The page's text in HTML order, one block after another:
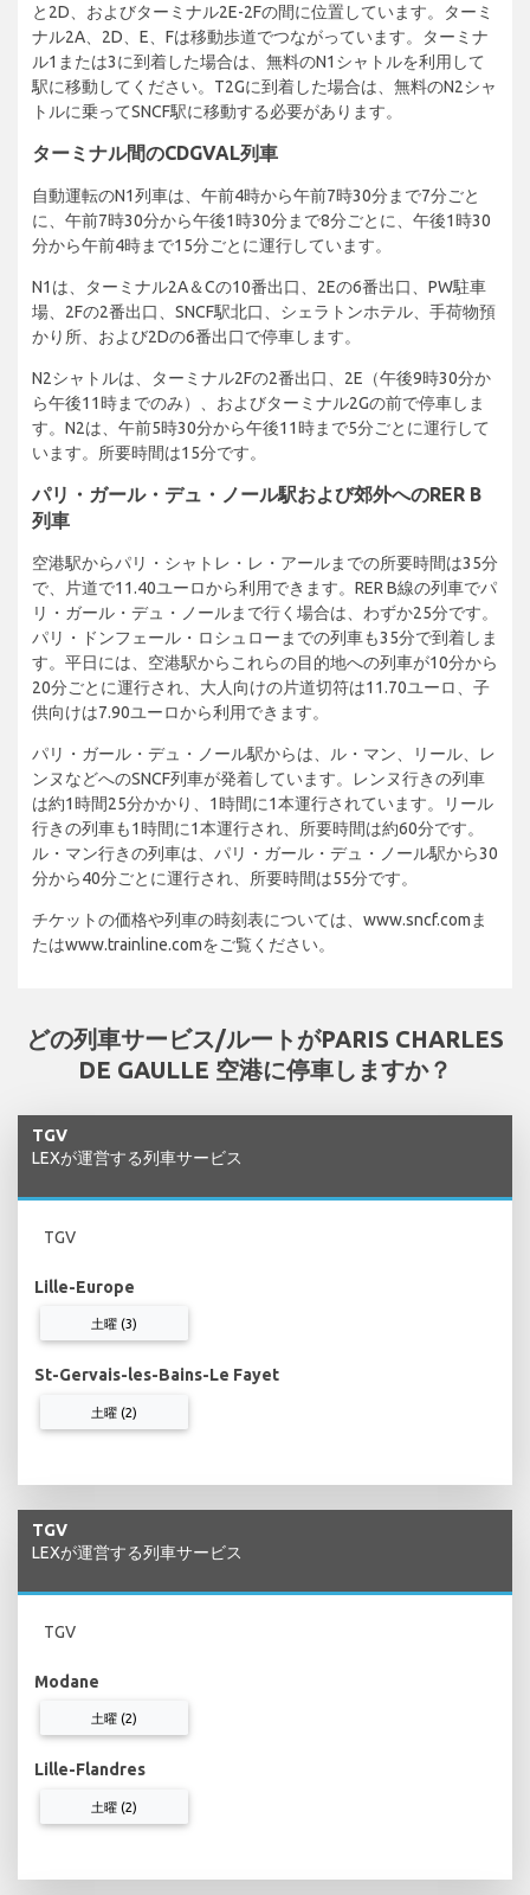
と2D、およびターミナル2E-2Fの間に位置しています。ターミ
ナル2A、2D、E、Fは移動歩道でつながっています。ターミナ
ル1または3に到着した場合は、無料のN1シャトルを利用して
駅に移動してください。T2Gに到着した場合は、無料のN2シャ
トルに乗ってSNCF駅に移動する必要があります。
ターミナル間のCDGVAL列車
自動運転のN1列車は、午前4時から午前7時30分まで7分ごと
に、午前7時30分から午後1時30分まで8分ごとに、午後1時30
分から午前4時まで15分ごとに運行しています。
N1は、ターミナル2A＆Cの10番出口、2Eの6番出口、PW駐車
場、2Fの2番出口、SNCF駅北口、シェラトンホテル、手荷物預
かり所、および2Dの6番出口で停車します。
N2シャトルは、ターミナル2Fの2番出口、2E（午後9時30分か
ら午後11時までのみ）、およびターミナル2Gの前で停車しま
す。N2は、午前5時30分から午後11時まで5分ごとに運行して
います。所要時間は15分です。
パリ・ガール・デュ・ノール駅および郊外へのRER B
列車
空港駅からパリ・シャトレ・レ・アールまでの所要時間は35分
で、片道で11.40ユーロから利用できます。RER B線の列車でパ
リ・ガール・デュ・ノールまで行く場合は、わずか25分です。
パリ・ドンフェール・ロシュローまでの列車も35分で到着しま
す。平日には、空港駅からこれらの目的地への列車が10分から
20分ごとに運行され、大人向けの片道切符は11.70ユーロ、子
供向けは7.90ユーロから利用できます。
パリ・ガール・デュ・ノール駅からは、ル・マン、リール、レ
ンヌなどへのSNCF列車が発着しています。レンヌ行きの列車
は約1時間25分かかり、1時間に1本運行されています。リール
行きの列車も1時間に1本運行され、所要時間は約60分です。
ル・マン行きの列車は、パリ・ガール・デュ・ノール駅から30
分から40分ごとに運行され、所要時間は55分です。
チケットの価格や列車の時刻表については、www.sncf.comま
たはwww.trainline.comをご覧ください。
どの列車サービス/ルートがPARIS CHARLES
DE GAULLE 空港に停車しますか？
TGV
LEXが運営する列車サービス
TGV
Lille-Europe
土曜 (3)
St-Gervais-les-Bains-Le Fayet
土曜 (2)
TGV
LEXが運営する列車サービス
TGV
Modane
土曜 (2)
Lille-Flandres
土曜 (2)